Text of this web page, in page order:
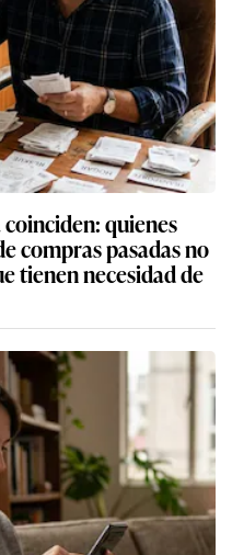
quienes
compras pasadas no
tienen necesidad de